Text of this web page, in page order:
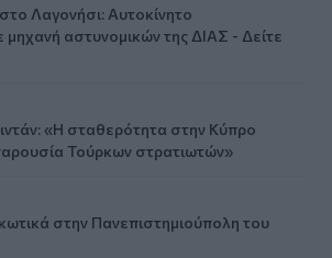
Λαγονήσι: Αυτοκίνητο
αστυνομικών της ΔΙΑΣ - Δείτε
«Η σταθερότητα στην Κύπρο
Τούρκων στρατιωτών»
στην Πανεπιστημιούπολη του